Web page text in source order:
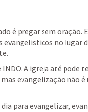
é pregar sem oração.
evangelisticos no lugar
INDO. A igreja até pode
evangelização não
para evangelizar,